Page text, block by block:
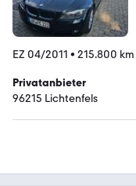
EZ 04/2011 • 215.800 km
Privatanbieter
96215 Lichtenfels